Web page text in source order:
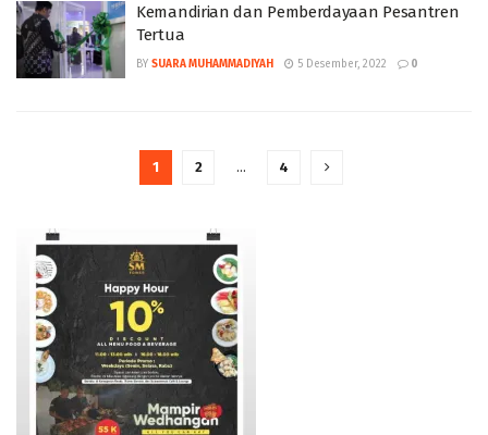
Kemandirian dan Pemberdayaan Pesantren
Tertua
BY SUARA MUHAMMADIYAH 5 Desember, 2022 0
1 2 … 4